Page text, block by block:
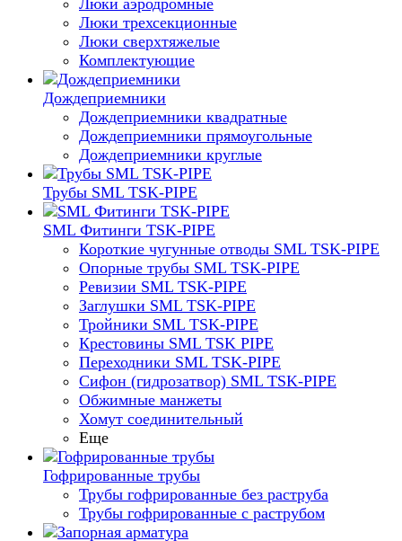
Люки аэродромные
Люки трехсекционные
Люки сверхтяжелые
Комплектующие
Дождеприемники
Дождеприемники квадратные
Дождеприемники прямоугольные
Дождеприемники круглые
Трубы SML TSK-PIPE
SML Фитинги TSK-PIPE
Короткие чугунные отводы SML TSK-PIPE
Опорные трубы SML TSK-PIPE
Ревизии SML TSK-PIPE
Заглушки SML TSK-PIPE
Тройники SML TSK-PIPE
Крестовины SML TSK PIPE
Переходники SML TSK-PIPE
Сифон (гидрозатвор) SML TSK-PIPE
Обжимные манжеты
Хомут соединительный
Еще
Гофрированные трубы
Трубы гофрированные без раструба
Трубы гофрированные с раструбом